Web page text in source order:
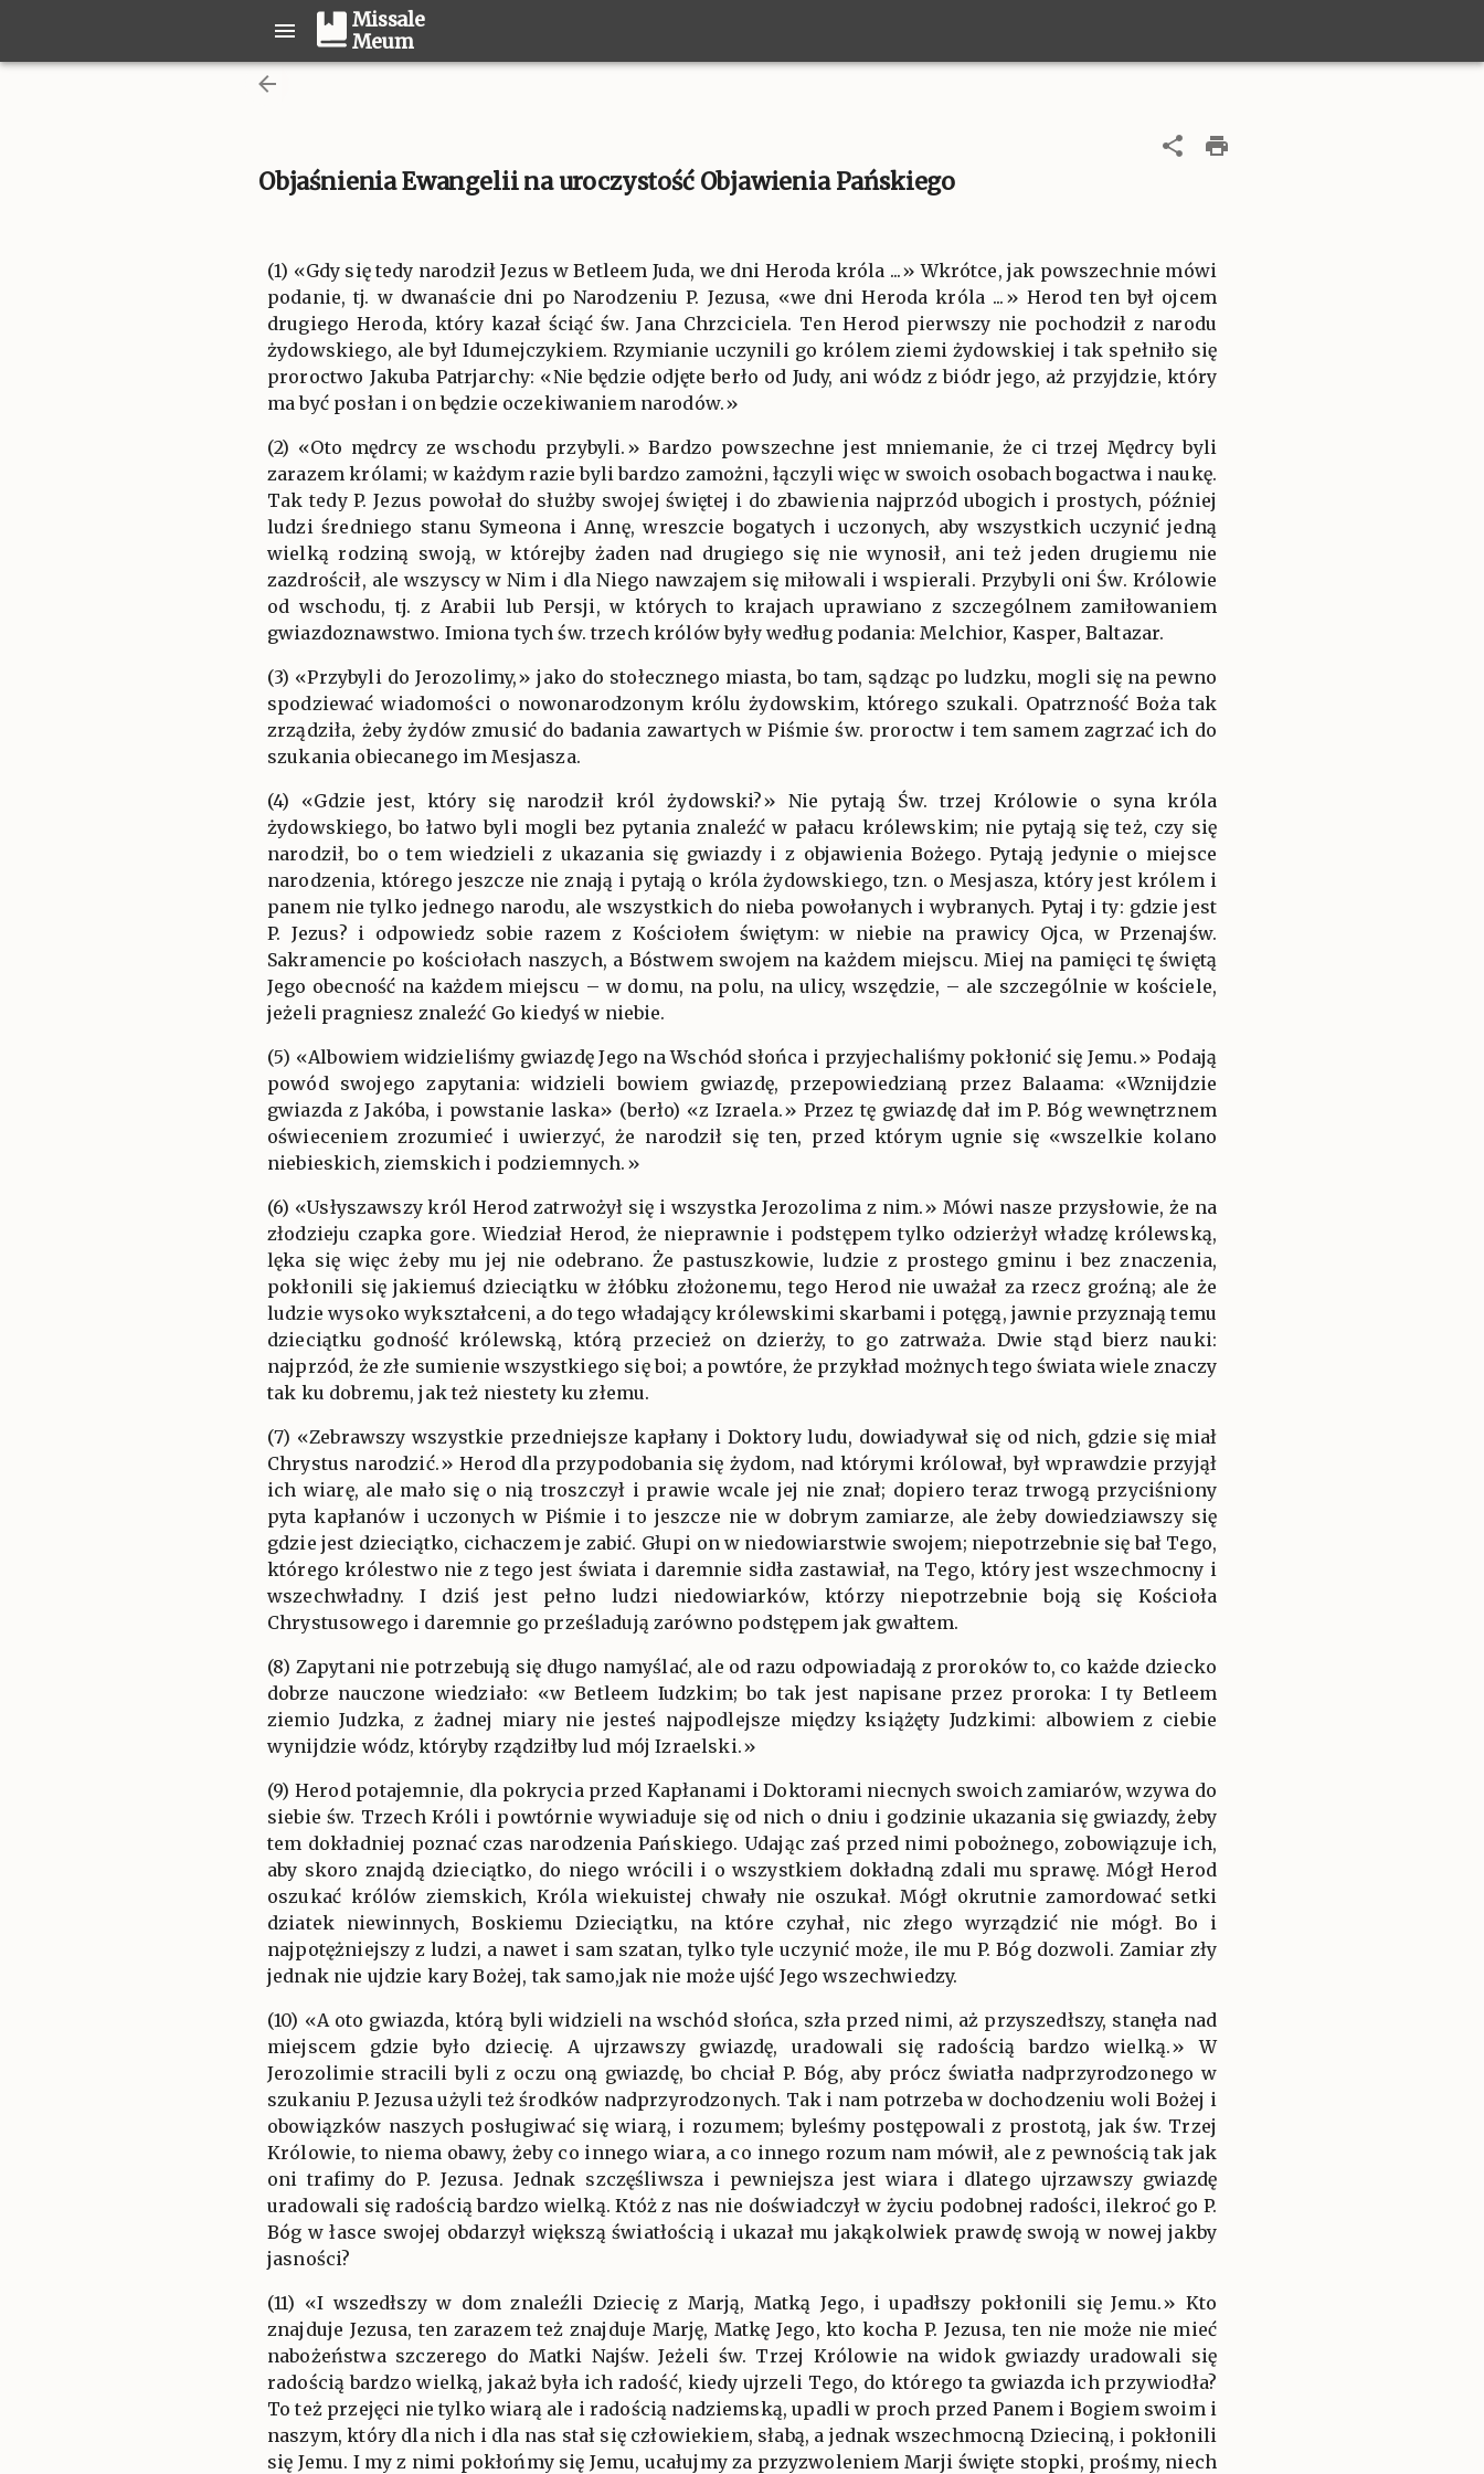
Missale
Meum
Objaśnienia Ewangelii na uroczystość Objawienia Pańskiego
(1) «Gdy się tedy narodził Jezus w Betleem Juda, we dni Heroda króla ...» Wkrótce, jak powszechnie mówi
podanie, tj. w dwanaście dni po Narodzeniu P. Jezusa, «we dni Heroda króla ...» Herod ten był ojcem
drugiego Heroda, który kazał ściąć św. Jana Chrzciciela. Ten Herod pierwszy nie pochodził z narodu
żydowskiego, ale był Idumejczykiem. Rzymianie uczynili go królem ziemi żydowskiej i tak spełniło się
proroctwo Jakuba Patrjarchy: «Nie będzie odjęte berło od Judy, ani wódz z biódr jego, aż przyjdzie, który
ma być posłan i on będzie oczekiwaniem narodów.»
(2) «Oto mędrcy ze wschodu przybyli.» Bardzo powszechne jest mniemanie, że ci trzej Mędrcy byli
zarazem królami; w każdym razie byli bardzo zamożni, łączyli więc w swoich osobach bogactwa i naukę.
Tak tedy P. Jezus powołał do służby swojej świętej i do zbawienia najprzód ubogich i prostych, później
ludzi średniego stanu Symeona i Annę, wreszcie bogatych i uczonych, aby wszystkich uczynić jedną
wielką rodziną swoją, w którejby żaden nad drugiego się nie wynosił, ani też jeden drugiemu nie
zazdrościł, ale wszyscy w Nim i dla Niego nawzajem się miłowali i wspierali. Przybyli oni Św. Królowie
od wschodu, tj. z Arabii lub Persji, w których to krajach uprawiano z szczególnem zamiłowaniem
gwiazdoznawstwo. Imiona tych św. trzech królów były według podania: Melchior, Kasper, Baltazar.
(3) «Przybyli do Jerozolimy,» jako do stołecznego miasta, bo tam, sądząc po ludzku, mogli się na pewno
spodziewać wiadomości o nowonarodzonym królu żydowskim, którego szukali. Opatrzność Boża tak
zrządziła, żeby żydów zmusić do badania zawartych w Piśmie św. proroctw i tem samem zagrzać ich do
szukania obiecanego im Mesjasza.
(4) «Gdzie jest, który się narodził król żydowski?» Nie pytają Św. trzej Królowie o syna króla
żydowskiego, bo łatwo byli mogli bez pytania znaleźć w pałacu królewskim; nie pytają się też, czy się
narodził, bo o tem wiedzieli z ukazania się gwiazdy i z objawienia Bożego. Pytają jedynie o miejsce
narodzenia, którego jeszcze nie znają i pytają o króla żydowskiego, tzn. o Mesjasza, który jest królem i
panem nie tylko jednego narodu, ale wszystkich do nieba powołanych i wybranych. Pytaj i ty: gdzie jest
P. Jezus? i odpowiedz sobie razem z Kościołem świętym: w niebie na prawicy Ojca, w Przenajśw.
Sakramencie po kościołach naszych, a Bóstwem swojem na każdem miejscu. Miej na pamięci tę świętą
Jego obecność na każdem miejscu – w domu, na polu, na ulicy, wszędzie, – ale szczególnie w kościele,
jeżeli pragniesz znaleźć Go kiedyś w niebie.
(5) «Albowiem widzieliśmy gwiazdę Jego na Wschód słońca i przyjechaliśmy pokłonić się Jemu.» Podają
powód swojego zapytania: widzieli bowiem gwiazdę, przepowiedzianą przez Balaama: «Wznijdzie
gwiazda z Jakóba, i powstanie laska» (berło) «z Izraela.» Przez tę gwiazdę dał im P. Bóg wewnętrznem
oświeceniem zrozumieć i uwierzyć, że narodził się ten, przed którym ugnie się «wszelkie kolano
niebieskich, ziemskich i podziemnych.»
(6) «Usłyszawszy król Herod zatrwożył się i wszystka Jerozolima z nim.» Mówi nasze przysłowie, że na
złodzieju czapka gore. Wiedział Herod, że nieprawnie i podstępem tylko odzierżył władzę królewską,
lęka się więc żeby mu jej nie odebrano. Że pastuszkowie, ludzie z prostego gminu i bez znaczenia,
pokłonili się jakiemuś dzieciątku w żłóbku złożonemu, tego Herod nie uważał za rzecz groźną; ale że
ludzie wysoko wykształceni, a do tego władający królewskimi skarbami i potęgą, jawnie przyznają temu
dzieciątku godność królewską, którą przecież on dzierży, to go zatrważa. Dwie stąd bierz nauki:
najprzód, że złe sumienie wszystkiego się boi; a powtóre, że przykład możnych tego świata wiele znaczy
tak ku dobremu, jak też niestety ku złemu.
(7) «Zebrawszy wszystkie przedniejsze kapłany i Doktory ludu, dowiadywał się od nich, gdzie się miał
Chrystus narodzić.» Herod dla przypodobania się żydom, nad którymi królował, był wprawdzie przyjął
ich wiarę, ale mało się o nią troszczył i prawie wcale jej nie znał; dopiero teraz trwogą przyciśniony
pyta kapłanów i uczonych w Piśmie i to jeszcze nie w dobrym zamiarze, ale żeby dowiedziawszy się
gdzie jest dzieciątko, cichaczem je zabić. Głupi on w niedowiarstwie swojem; niepotrzebnie się bał Tego,
którego królestwo nie z tego jest świata i daremnie sidła zastawiał, na Tego, który jest wszechmocny i
wszechwładny. I dziś jest pełno ludzi niedowiarków, którzy niepotrzebnie boją się Kościoła
Chrystusowego i daremnie go prześladują zarówno podstępem jak gwałtem.
(8) Zapytani nie potrzebują się długo namyślać, ale od razu odpowiadają z proroków to, co każde dziecko
dobrze nauczone wiedziało: «w Betleem Iudzkim; bo tak jest napisane przez proroka: I ty Betleem
ziemio Judzka, z żadnej miary nie jesteś najpodlejsze między książęty Judzkimi: albowiem z ciebie
wynijdzie wódz, któryby rządziłby lud mój Izraelski.»
(9) Herod potajemnie, dla pokrycia przed Kapłanami i Doktorami niecnych swoich zamiarów, wzywa do
siebie św. Trzech Króli i powtórnie wywiaduje się od nich o dniu i godzinie ukazania się gwiazdy, żeby
tem dokładniej poznać czas narodzenia Pańskiego. Udając zaś przed nimi pobożnego, zobowiązuje ich,
aby skoro znajdą dzieciątko, do niego wrócili i o wszystkiem dokładną zdali mu sprawę. Mógł Herod
oszukać królów ziemskich, Króla wiekuistej chwały nie oszukał. Mógł okrutnie zamordować setki
dziatek niewinnych, Boskiemu Dzieciątku, na które czyhał, nic złego wyrządzić nie mógł. Bo i
najpotężniejszy z ludzi, a nawet i sam szatan, tylko tyle uczynić może, ile mu P. Bóg dozwoli. Zamiar zły
jednak nie ujdzie kary Bożej, tak samo,jak nie może ujść Jego wszechwiedzy.
(10) «A oto gwiazda, którą byli widzieli na wschód słońca, szła przed nimi, aż przyszedłszy, stanęła nad
miejscem gdzie było dziecię. A ujrzawszy gwiazdę, uradowali się radością bardzo wielką.» W
Jerozolimie stracili byli z oczu oną gwiazdę, bo chciał P. Bóg, aby prócz światła nadprzyrodzonego w
szukaniu P. Jezusa użyli też środków nadprzyrodzonych. Tak i nam potrzeba w dochodzeniu woli Bożej i
obowiązków naszych posługiwać się wiarą, i rozumem; byleśmy postępowali z prostotą, jak św. Trzej
Królowie, to niema obawy, żeby co innego wiara, a co innego rozum nam mówił, ale z pewnością tak jak
oni trafimy do P. Jezusa. Jednak szczęśliwsza i pewniejsza jest wiara i dlatego ujrzawszy gwiazdę
uradowali się radością bardzo wielką. Któż z nas nie doświadczył w życiu podobnej radości, ilekroć go P.
Bóg w łasce swojej obdarzył większą światłością i ukazał mu jakąkolwiek prawdę swoją w nowej jakby
jasności?
(11) «I wszedłszy w dom znaleźli Dziecię z Marją, Matką Jego, i upadłszy pokłonili się Jemu.» Kto
znajduje Jezusa, ten zarazem też znajduje Marję, Matkę Jego, kto kocha P. Jezusa, ten nie może nie mieć
nabożeństwa szczerego do Matki Najśw. Jeżeli św. Trzej Królowie na widok gwiazdy uradowali się
radością bardzo wielką, jakaż była ich radość, kiedy ujrzeli Tego, do którego ta gwiazda ich przywiodła?
To też przejęci nie tylko wiarą ale i radością nadziemską, upadli w proch przed Panem i Bogiem swoim i
naszym, który dla nich i dla nas stał się człowiekiem, słabą, a jednak wszechmocną Dzieciną, i pokłonili
się Jemu. I my z nimi pokłońmy się Jemu, ucałujmy za przyzwoleniem Marji święte stopki, prośmy, niech